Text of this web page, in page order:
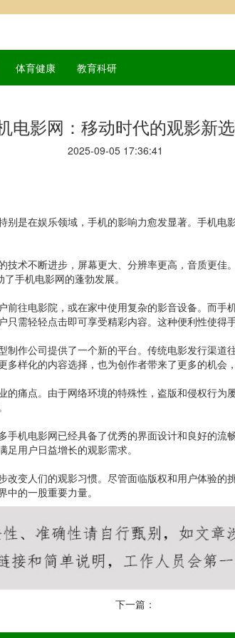
体育健康 教育科研
电影网：移动时代的观影新
2025-09-05 17:36:41
是在娱乐领域，手机的影响力愈发显著。手机
术不断进步，屏幕更大、分辨率更高，音质更
手机电影网的蓬勃发展。
往电影院，或在家中使用复杂的影音设备。而
需轻轻点击即可享受精彩内容。这种便利性使得
作公司提供了一个新的平台。传统电影发行渠
样化的内容选择，也为创作者带来了更多的机会
痛点。由于网络环境的特殊性，盗版和侵权行
机电影网已经具备了优秀的界面设计和良好的
用户日益增长的观影需求。
变人们的观影习惯。尽管面临版权和用户体验
的一股重要力量。
下一篇：